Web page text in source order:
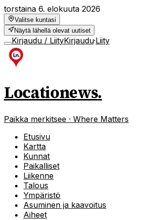
torstaina 6. elokuuta 2026
Valitse kuntasi
Näytä lähellä olevat uutiset
Kirjaudu / LiityKirjaudu·Liity
Locationews.
Paikka merkitsee · Where Matters
Etusivu
Kartta
Kunnat
Paikalliset
Liikenne
Talous
Ympäristö
Asuminen ja kaavoitus
Aiheet